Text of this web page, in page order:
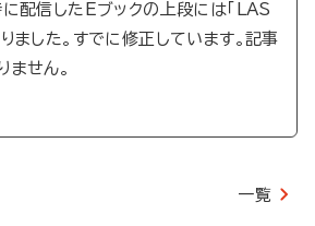
信したEブックの上段には「LAS
ました。すでに修正しています。記事
ません。
一覧